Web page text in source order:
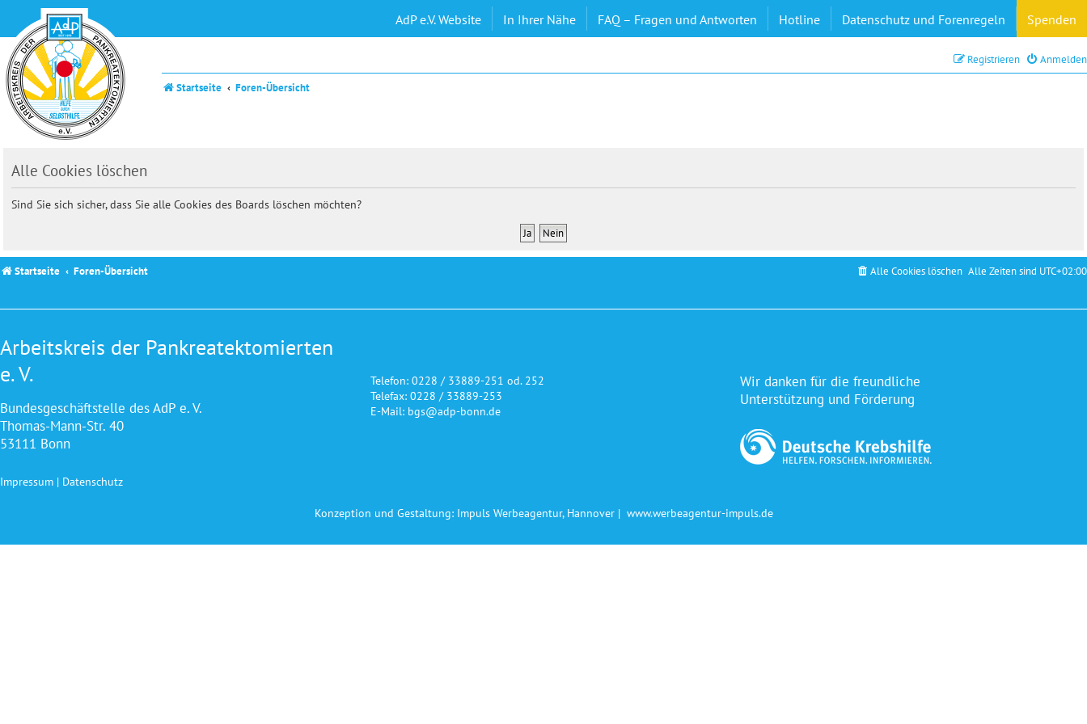
AdP e.V. Website In Ihrer Nähe FAQ – Fragen und Antworten Hotline Datenschutz und Forenregeln Spenden
Anmelden
Registrieren
Startseite Foren-Übersicht
Alle Cookies löschen
Sind Sie sich sicher, dass Sie alle Cookies des Boards löschen möchten?
Startseite Foren-Übersicht Alle Zeiten sind UTC+02:00
Alle Cookies löschen
Arbeitskreis der Pankreatektomierten
e. V.
Bundesgeschäftstelle des AdP e. V.
Thomas-Mann-Str. 40
53111 Bonn
Impressum | Datenschutz
Telefon: 0228 / 33889-251 od. 252
Telefax: 0228 / 33889-253
E-Mail: bgs@adp-bonn.de
Wir danken für die freundliche
Unterstützung und Förderung
Konzeption und Gestaltung: Impuls Werbeagentur, Hannover | www.werbeagentur-impuls.de